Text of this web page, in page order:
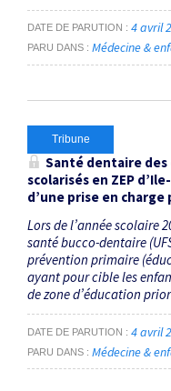
DATE DE PARUTION 4 avril
PARU DANS Médecine &
Tribune
Santé dentaire
scolarisés en ZEP
d’une prise en charge
Lors de l’année scolaire
santé bucco-dentaire
prévention primaire
ayant pour cible les
de zone d’éducation
DATE DE PARUTION 4 avril
PARU DANS Médecine &